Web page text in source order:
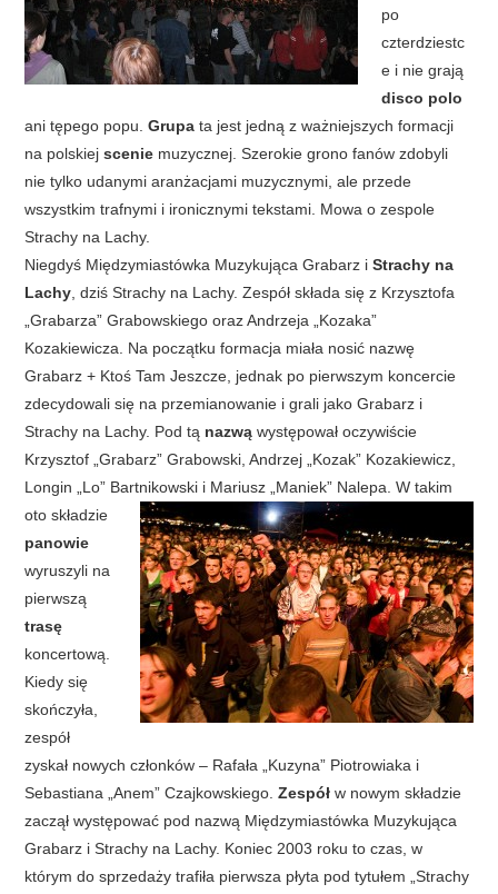
po
czterdziestc
e i nie grają
disco polo
ani tępego popu.Grupa ta jest jedną z ważniejszych formacji
na polskiejscenie muzycznej. Szerokie grono fanów zdobyli
nie tylko udanymi aranżacjami muzycznymi, ale przede
wszystkim trafnymi i ironicznymi tekstami. Mowa o zespole
Strachy na Lachy.
Niegdyś Międzymiastówka Muzykująca Grabarz iStrachy na
Lachy , dziś Strachy na Lachy. Zespół składa się z Krzysztofa
„Grabarza” Grabowskiego oraz Andrzeja „Kozaka”
Kozakiewicza. Na początku formacja miała nosić nazwę
Grabarz + Ktoś Tam Jeszcze, jednak po pierwszym koncercie
zdecydowali się na przemianowanie i grali jako Grabarz i
Strachy na Lachy. Pod tą nazwą występował oczywiście
Krzysztof „Grabarz” Grabowski, Andrzej „Kozak” Kozakiewicz,
Longin „Lo” Bartnikowski i Mariusz „Maniek” Nalepa.W takim
oto składzie
panowie
wyruszyli na
pierwszą
trasę
koncertową.
Kiedy się
skończyła,
zespół
zyskał nowych członków – Rafała „Kuzyna” Piotrowiaka i
Sebastiana „Anem” Czajkowskiego.Zespół w nowym składzie
zaczął występować pod nazwą Międzymiastówka Muzykująca
Grabarz i Strachy na Lachy. Koniec 2003 roku to czas, w
którym do sprzedaży trafiła pierwsza płyta pod tytułem „Strachy